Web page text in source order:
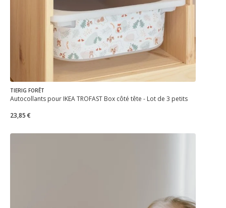
TIERIG FORÊT
Autocollants pour IKEA TROFAST Box côté tête - Lot de 3 petits
23,85 €